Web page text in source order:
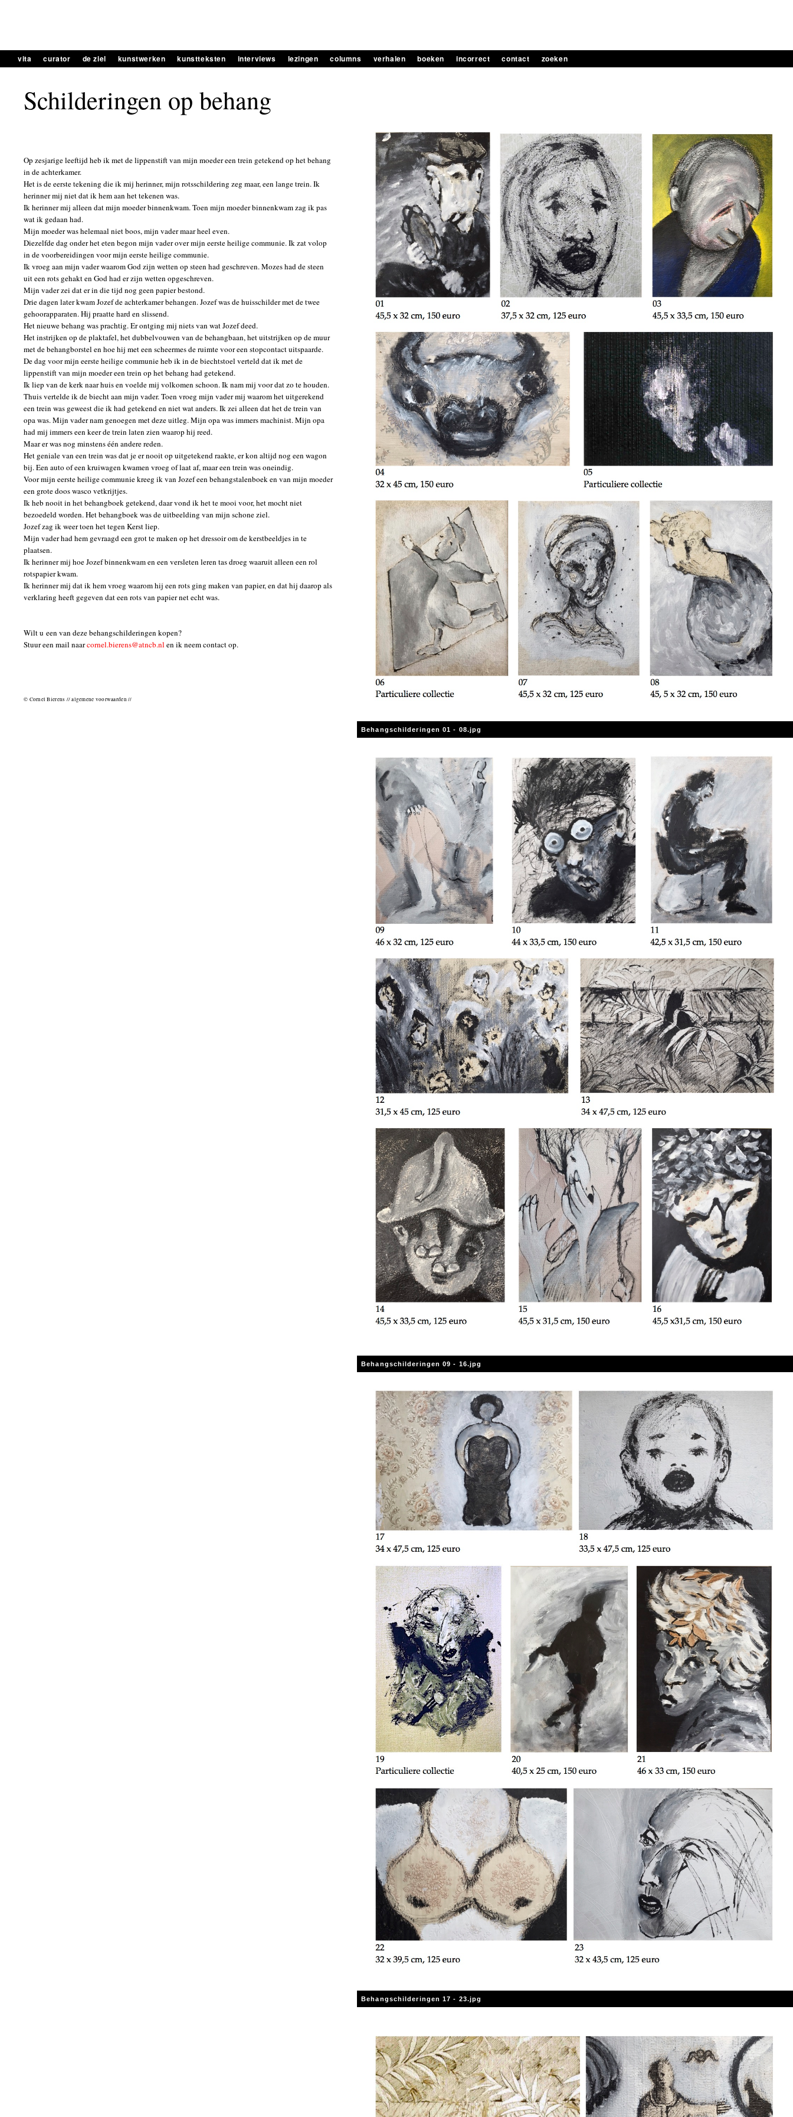
vita curator de ziel kunstwerken kunstteksten interviews lezingen columns verhalen boeken incorrect contact zoeken
Behangschilderingen 01 - 08.jpg
Behangschilderingen 09 - 16.jpg
Behangschilderingen 17 - 23.jpg
Schilderingen op behang
Op zesjarige leeftijd heb ik met de lippenstift van mijn moeder een trein getekend op het behang
in de achterkamer.
Het is de eerste tekening die ik mij herinner, mijn rotsschildering zeg maar, een lange trein. Ik
herinner mij niet dat ik hem aan het tekenen was.
Ik herinner mij alleen dat mijn moeder binnenkwam. Toen mijn moeder binnenkwam zag ik pas
wat ik gedaan had.
Mijn moeder was helemaal niet boos, mijn vader maar heel even.
Diezelfde dag onder het eten begon mijn vader over mijn eerste heilige communie. Ik zat volop
in de voorbereidingen voor mijn eerste heilige communie.
Ik vroeg aan mijn vader waarom God zijn wetten op steen had geschreven. Mozes had de steen
uit een rots gehakt en God had er zijn wetten opgeschreven.
Mijn vader zei dat er in die tijd nog geen papier bestond.
Drie dagen later kwam Jozef de achterkamer behangen. Jozef was de huisschilder met de twee
gehoorapparaten. Hij praatte hard en slissend.
Het nieuwe behang was prachtig. Er ontging mij niets van wat Jozef deed.
Het instrijken op de plaktafel, het dubbelvouwen van de behangbaan, het uitstrijken op de muur
met de behangborstel en hoe hij met een scheermes de ruimte voor een stopcontact uitspaarde.
De dag voor mijn eerste heilige communie heb ik in de biechtstoel verteld dat ik met de
lippenstift van mijn moeder een trein op het behang had getekend.
Ik liep van de kerk naar huis en voelde mij volkomen schoon. Ik nam mij voor dat zo te houden.
Thuis vertelde ik de biecht aan mijn vader. Toen vroeg mijn vader mij waarom het uitgerekend
een trein was geweest die ik had getekend en niet wat anders. Ik zei alleen dat het de trein van
opa was. Mijn vader nam genoegen met deze uitleg. Mijn opa was immers machinist. Mijn opa
had mij immers een keer de trein laten zien waarop hij reed.
Maar er was nog minstens één andere reden.
Het geniale van een trein was dat je er nooit op uitgetekend raakte, er kon altijd nog een wagon
bij. Een auto of een kruiwagen kwamen vroeg of laat af, maar een trein was oneindig.
Voor mijn eerste heilige communie kreeg ik van Jozef een behangstalenboek en van mijn moeder
een grote doos wasco vetkrijtjes.
Ik heb nooit in het behangboek getekend, daar vond ik het te mooi voor, het mocht niet
bezoedeld worden. Het behangboek was de uitbeelding van mijn schone ziel.
Jozef zag ik weer toen het tegen Kerst liep.
Mijn vader had hem gevraagd een grot te maken op het dressoir om de kerstbeeldjes in te
plaatsen.
Ik herinner mij hoe Jozef binnenkwam en een versleten leren tas droeg waaruit alleen een rol
rotspapier kwam.
Ik herinner mij dat ik hem vroeg waarom hij een rots ging maken van papier, en dat hij daarop als
verklaring heeft gegeven dat een rots van papier net echt was.
Wilt u een van deze behangschilderingen kopen?
Stuur een mail naarcornel.bierens@atncb.nl en ik neem contact op.
© Cornel Bierens // algemene voorwaarden //